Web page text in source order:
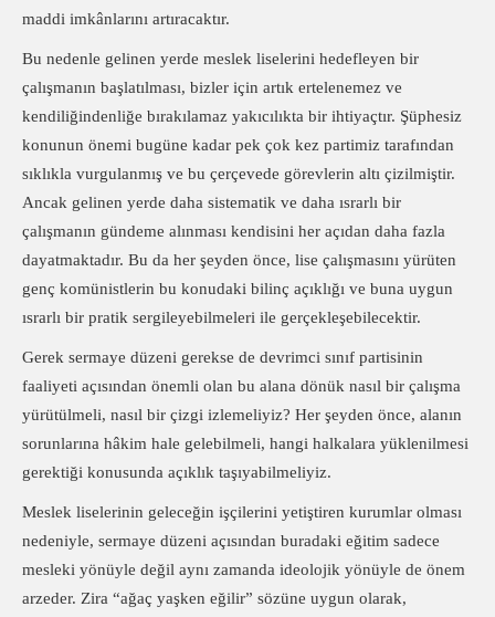
maddi imkânlarını artıracaktır.
Bu nedenle gelinen yerde meslek liselerini hedefleyen bir
çalışmanın başlatılması, bizler için artık ertelenemez ve
kendiliğindenliğe bırakılamaz yakıcılıkta bir ihtiyaçtır. Şüphesiz
konunun önemi bugüne kadar pek çok kez partimiz tarafından
sıklıkla vurgulanmış ve bu çerçevede görevlerin altı çizilmiştir.
Ancak gelinen yerde daha sistematik ve daha ısrarlı bir
çalışmanın gündeme alınması kendisini her açıdan daha fazla
dayatmaktadır. Bu da her şeyden önce, lise çalışmasını yürüten
genç komünistlerin bu konudaki bilinç açıklığı ve buna uygun
ısrarlı bir pratik sergileyebilmeleri ile gerçekleşebilecektir.
Gerek sermaye düzeni gerekse de devrimci sınıf partisinin
faaliyeti açısından önemli olan bu alana dönük nasıl bir çalışma
yürütülmeli, nasıl bir çizgi izlemeliyiz? Her şeyden önce, alanın
sorunlarına hâkim hale gelebilmeli, hangi halkalara yüklenilmesi
gerektiği konusunda açıklık taşıyabilmeliyiz.
Meslek liselerinin geleceğin işçilerini yetiştiren kurumlar olması
nedeniyle, sermaye düzeni açısından buradaki eğitim sadece
mesleki yönüyle değil aynı zamanda ideolojik yönüyle de önem
arzeder. Zira “ağaç yaşken eğilir” sözüne uygun olarak,